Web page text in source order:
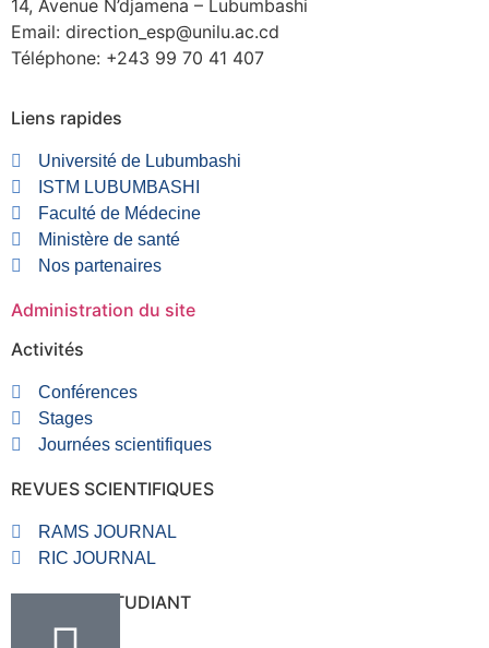
14, Avenue N’djamena – Lubumbashi
Email: direction_esp@unilu.ac.cd
Téléphone: +243 99 70 41 407
Liens rapides
Université de Lubumbashi
ISTM LUBUMBASHI
Faculté de Médecine
Ministère de santé
Nos partenaires
Administration du site
Activités
Conférences
Stages
Journées scientifiques
REVUES SCIENTIFIQUES
RAMS JOURNAL
RIC JOURNAL
RUBRIQUE ETUDIANT